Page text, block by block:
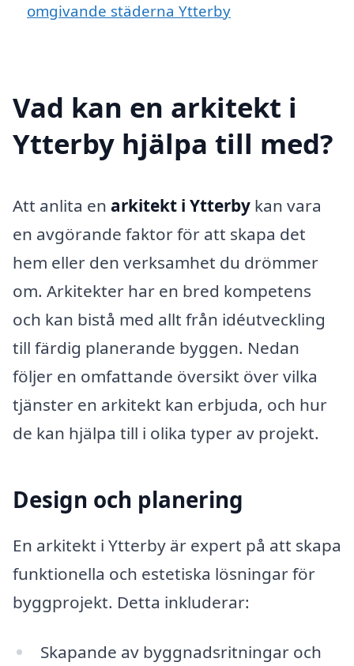
omgivande städerna Ytterby
Vad kan en arkitekt i
Ytterby hjälpa till med?
Att anlita en arkitekt i Ytterby kan vara
en avgörande faktor för att skapa det
hem eller den verksamhet du drömmer
om. Arkitekter har en bred kompetens
och kan bistå med allt från idéutveckling
till färdig planerande byggen. Nedan
följer en omfattande översikt över vilka
tjänster en arkitekt kan erbjuda, och hur
de kan hjälpa till i olika typer av projekt.
Design och planering
En arkitekt i Ytterby är expert på att skapa
funktionella och estetiska lösningar för
byggprojekt. Detta inkluderar:
Skapande av byggnadsritningar och